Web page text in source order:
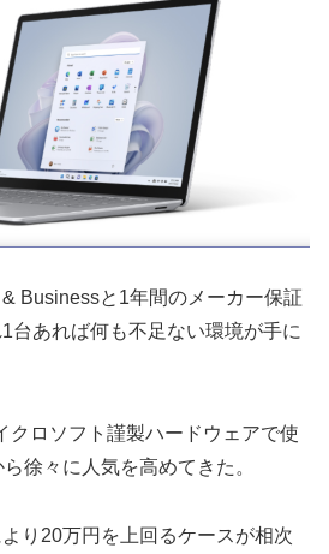
Businessと1年間のメーカー保証
台あれば何も不足ない環境が手に
クロソフト謹製ハードウェアで使
徐々に人気を高めてきた。
り20万円を上回るケースが相次